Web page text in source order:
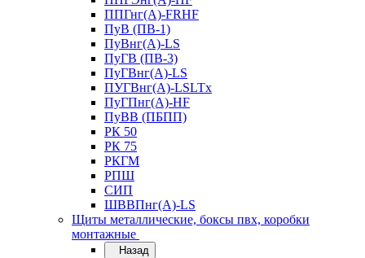
ППГнг(А)-FRHF
ПуВ (ПВ-1)
ПуВнг(А)-LS
ПуГВ (ПВ-3)
ПуГВнг(А)-LS
ПУГВнг(А)-LSLTx
ПуГПнг(А)-HF
ПуВВ (ПБПП)
РК 50
РК 75
РКГМ
РПШ
СИП
ШВВПнг(А)-LS
Щиты металлические, боксы пвх, коробки
монтажные
Назад